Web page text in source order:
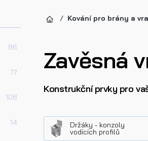
86
77
108
14
Kování pro brány a
Zavěsná
Konstrukční prvky pro
Držáky - konzoly
vodících profilů